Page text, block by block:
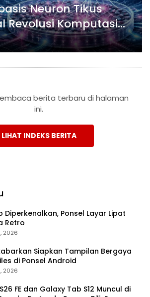
Neuron Tikus
Revolusi Komputasi
Biologis dan Mesin
berita terbaru di halaman
ini.
LIHAT INDEKS BERITA
Diperkenalkan, Ponsel Layar Lipat
Retro
2026
Siapkan Tampilan Bergaya
di Ponsel Android
2026
FE dan Galaxy Tab S12 Muncul di